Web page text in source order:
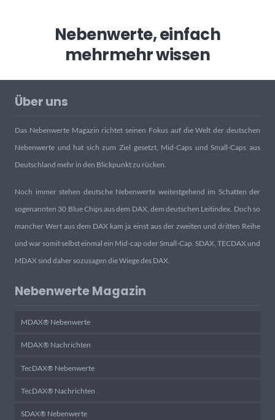
Nebenwerte, einfach
mehrmehr wissen
Über uns
Das Nebenwerte Magazin richtet seinen Fokus auf die Welt der deutschen
Nebenwerte und hat sich zum Ziel gesetzt, Mid-Caps und Small-Caps aus
Deutschland mehr in den Blickpunkt zu rücken.
Noch immer stehen deutsche Nebenwerte weitestgehend im Schatten der
sogenannten 30 Blue Chips aus dem DAX, dem deutschen Leitindex. Doch so
mancher Wert aus dem DAX kam ja einst aus der zweiten und dritten Reihe
und war somit selbst einmal ein Mid-cap oder Small-Cap. SDAX, TECDAX und
MDAX sind daher sozusagen die Wiege des DAX.
Nebenwerte Magazin
MDAX® Nebenwerte
MDAX® Nachrichten
TecDAX® Nebenwerte
TecDAX® Nachrichten
SDAX® Nebenwerte